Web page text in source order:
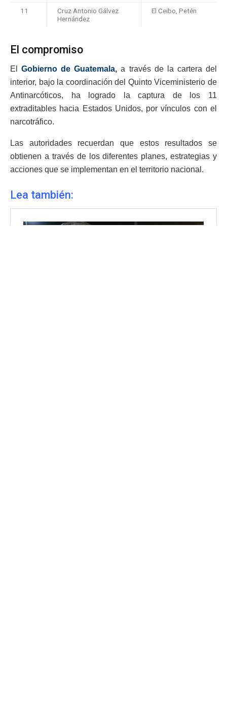
11
Cruz Antonio Gálvez
Hernández
El Ceibo, Petén
El compromiso
ElGobierno de Guatemala, a través de la cartera del
interior, bajo la coordinación del Quinto Viceministerio de
Antinarcóticos, ha logrado la captura de los 11
extraditables hacia Estados Unidos, por vínculos con el
narcotráfico.
Las autoridades recuerdan que estos resultados se
obtienen a través de los diferentes planes, estrategias y
acciones que se implementan en el territorio nacional.
Lea también: